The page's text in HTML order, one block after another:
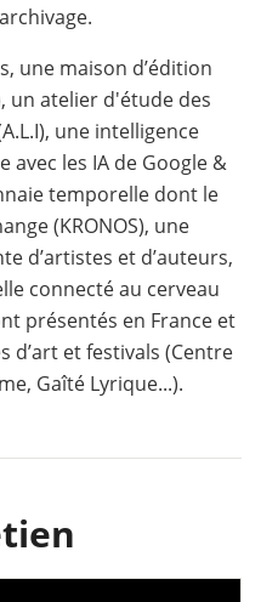
une maison d’édition
un atelier d'étude des
une intelligence
les IA de Google &
temporelle dont le
(KRONOS), une
d’artistes et d’auteurs,
connecté au cerveau
présentés en France et
d’art et festivals (Centre
Gaîté Lyrique...).